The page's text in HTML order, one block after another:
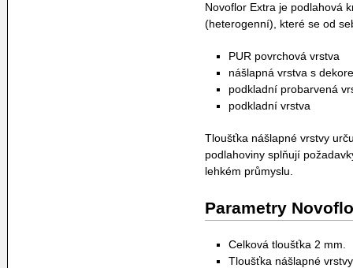
Novoflor Extra je podlahová
(heterogenní), které se od
PUR povrchová vrstva
nášlapná vrstva s
podkladní probarvená
podkladní vrstva
Tloušťka nášlapné vrstvy
podlahoviny splňují
lehkém průmyslu.
Parametry
Celková tloušťka 2 mm.
Tloušťka nášlapné